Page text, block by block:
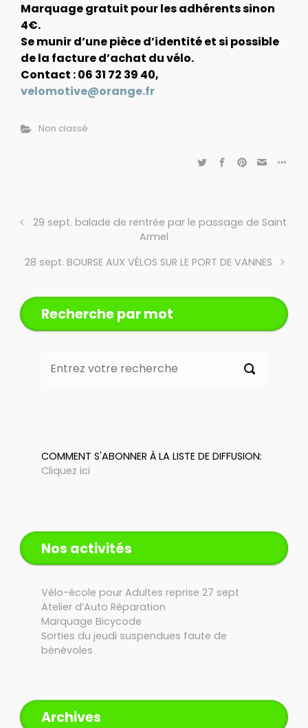
Marquage gratuit pour les adhérents sinon
4€.
Se munir d’une pièce d’identité et si possible
de la facture d’achat du vélo.
Contact : 06 31 72 39 40,
velomotive@orange.fr
Non classé
29 sept. balade de rentrée par le passage de Saint
Armel
28 sept. BOURSE AUX VÉLOS SUR LE PORT DE VANNES
Recherche par mot
COMMENT S'ABONNER À LA LISTE DE DIFFUSION:
Cliquez ici
Nos activités
Vélo-école pour Adultes reprise 27 sept
Atelier d’Auto Réparation
Marquage Bicycode
Sorties du jeudi suspendues faute de
bénévoles
Archives